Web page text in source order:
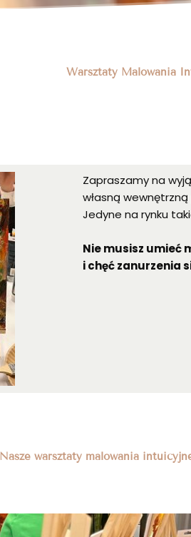
Warsztaty Malowania
Zapraszamy na
własną
Jedyne na rynku
Nie musisz umieć
i chęć zanurzenia
Nasze warsztaty malowania